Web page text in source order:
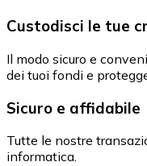
Custodisci le tue
Il modo sicuro e
dei tuoi fondi e
Sicuro e affidabile
Tutte le nostre
informatica.